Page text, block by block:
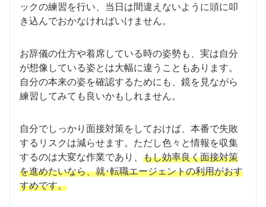
ックの練習を行い、当日は間違えないように頭に叩
き込んでおかなければいけません。
お辞儀の仕方や着席している時の姿勢も、実は自分
が想像している姿とは大幅に違うこともあります。
自分の本来の姿を確認するためにも、鏡を見ながら
練習してみても良いかもしれません。
自分でしっかり面接対策をしておけば、本番で失敗
するリスクは減らせます。ただし色々と情報を収集
するのは大変な作業であり、 もし効率良く面接対策
を進めたいなら、就･転職エージェントの利用がおす
すめです。